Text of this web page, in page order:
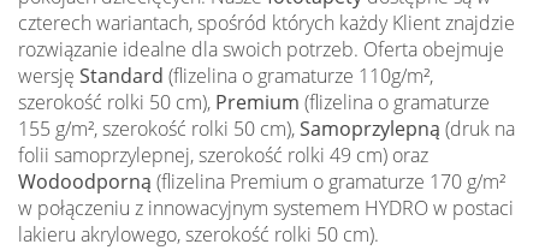
czterech wariantach, spośród których każdy Klient znajdzie
rozwiązanie idealne dla swoich potrzeb. Oferta obejmuje
wersję Standard (flizelina o gramaturze 110g/m²,
szerokość rolki 50 cm), Premium (flizelina o gramaturze
155 g/m², szerokość rolki 50 cm),Samoprzylepną (druk na
folii samoprzylepnej, szerokość rolki 49 cm) oraz
Wodoodporną (flizelina Premium o gramaturze 170 g/m²
w połączeniu z innowacyjnym systemem HYDRO w postaci
lakieru akrylowego, szerokość rolki 50 cm).